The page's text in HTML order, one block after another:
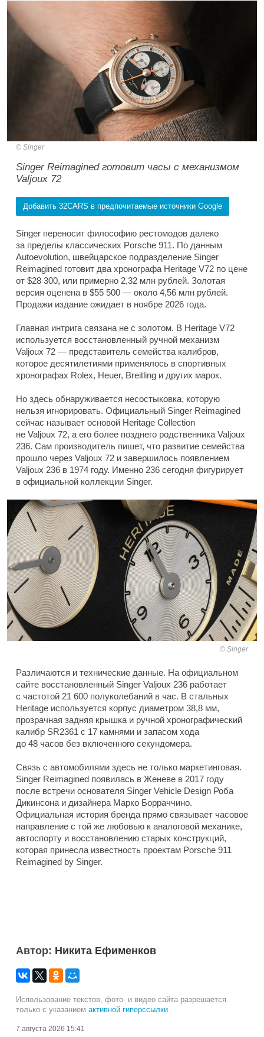
Singer
Singer Reimagined готовит часы с механизмом
Valjoux 72
Добавить 32CARS в предпочитаемые источники Google
Singer переносит философию рестомодов далеко
за пределы классических Porsche 911. По данным
Autoevolution, швейцарское подразделение Singer
Reimagined готовит два хронографа Heritage V72 по цене
от $28 300, или примерно 2,32 млн рублей. Золотая
версия оценена в $55 500 — около 4,56 млн рублей.
Продажи издание ожидает в ноябре 2026 года.
Главная интрига связана не с золотом. В Heritage V72
используется восстановленный ручной механизм
Valjoux 72 — представитель семейства калибров,
которое десятилетиями применялось в спортивных
хронографах Rolex, Heuer, Breitling и других марок.
Но здесь обнаруживается несостыковка, которую
нельзя игнорировать. Официальный Singer Reimagined
сейчас называет основой Heritage Collection
не Valjoux 72, а его более позднего родственника Valjoux
236. Сам производитель пишет, что развитие семейства
прошло через Valjoux 72 и завершилось появлением
Valjoux 236 в 1974 году. Именно 236 сегодня фигурирует
в официальной коллекции Singer.
Singer
Различаются и технические данные. На официальном
сайте восстановленный Singer Valjoux 236 работает
с частотой 21 600 полуколебаний в час. В стальных
Heritage используется корпус диаметром 38,8 мм,
прозрачная задняя крышка и ручной хронографический
калибр SR2361 с 17 камнями и запасом хода
до 48 часов без включенного секундомера.
Связь с автомобилями здесь не только маркетинговая.
Singer Reimagined появилась в Женеве в 2017 году
после встречи основателя Singer Vehicle Design Роба
Дикинсона и дизайнера Марко Борраччино.
Официальная история бренда прямо связывает часовое
направление с той же любовью к аналоговой механике,
автоспорту и восстановлению старых конструкций,
которая принесла известность проектам Porsche 911
Reimagined by Singer.
Автор: Никита Ефименков
Использование текстов, фото- и видео сайта разрешается
только с указанием активной гиперссылки
7 августа 2026 15:41